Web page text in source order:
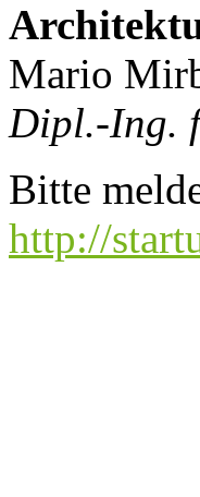
Mario
Dipl.-Ing.
Bitte
http://